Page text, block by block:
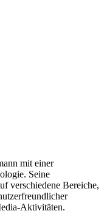
mit einer
Seine
verschiedene Bereiche,
Aktivitäten.